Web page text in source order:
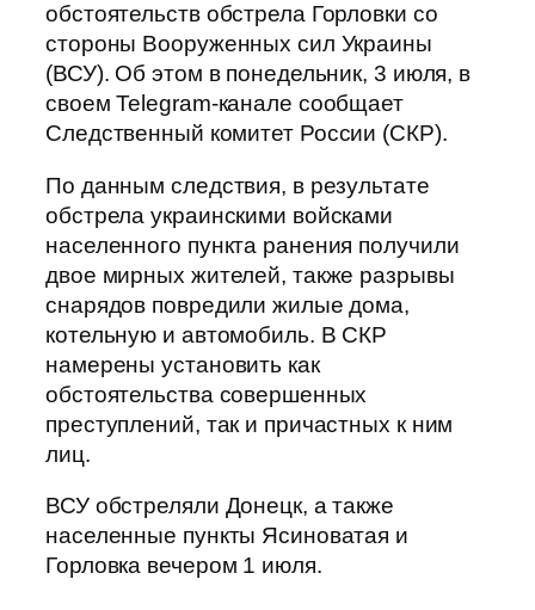
обстоятельств обстрела Горловки со
стороны Вооруженных сил Украины
(ВСУ). Об этом в понедельник, 3 июля, в
своем Telegram-канале сообщает
Следственный комитет России (СКР).
По данным следствия, в результате
обстрела украинскими войсками
населенного пункта ранения получили
двое мирных жителей, также разрывы
снарядов повредили жилые дома,
котельную и автомобиль. В СКР
намерены установить как
обстоятельства совершенных
преступлений, так и причастных к ним
лиц.
ВСУ обстреляли Донецк, а также
населенные пункты Ясиноватая и
Горловка вечером 1 июля.